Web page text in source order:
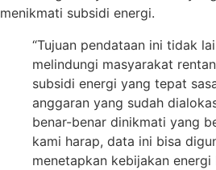
menikmati subsidi energi.
“Tujuan pendataan ini tidak
melindungi masyarakat
subsidi energi yang tepat
anggaran yang sudah
benar-benar dinikmati yang
kami harap, data ini bisa
menetapkan kebijakan energi